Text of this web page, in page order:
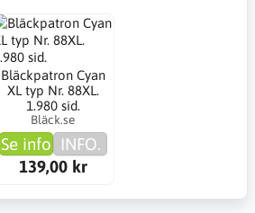
Bläckpatron Cyan
XL typ Nr. 88XL.
1.980 sid.
Bläck.se
Se info INFO.
139,00 kr